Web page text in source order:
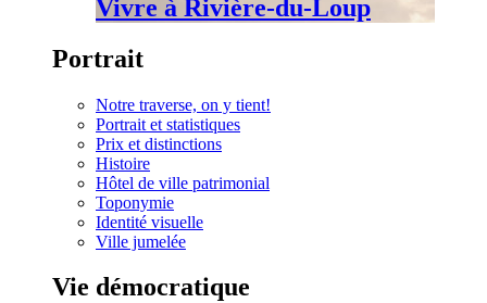
Vivre à Rivière-du-Loup
Portrait
Notre traverse, on y tient!
Portrait et statistiques
Prix et distinctions
Histoire
Hôtel de ville patrimonial
Toponymie
Identité visuelle
Ville jumelée
Vie démocratique